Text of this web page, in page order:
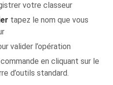
votre classeur
tapez le nom que vous
valider l’opération
en cliquant sur le
d’outils standard.